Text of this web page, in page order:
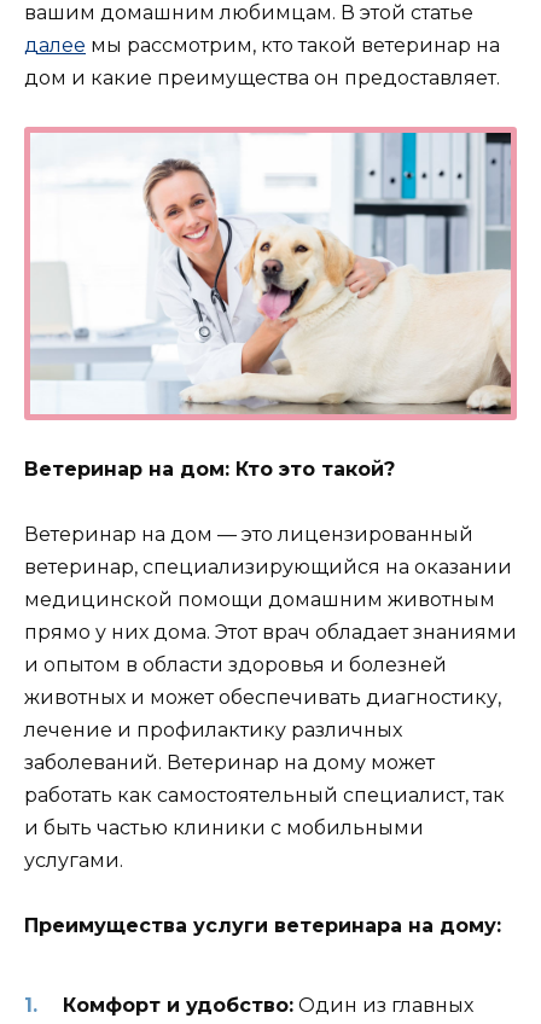
вашим домашним любимцам. В этой статье
далее мы рассмотрим, кто такой ветеринар на
дом и какие преимущества он предоставляет.
Ветеринар на дом: Кто это такой?
Ветеринар на дом — это лицензированный
ветеринар, специализирующийся на оказании
медицинской помощи домашним животным
прямо у них дома. Этот врач обладает знаниями
и опытом в области здоровья и болезней
животных и может обеспечивать диагностику,
лечение и профилактику различных
заболеваний. Ветеринар на дому может
работать как самостоятельный специалист, так
и быть частью клиники с мобильными
услугами.
Преимущества услуги ветеринара на дому:
Комфорт и удобство:Один из главных